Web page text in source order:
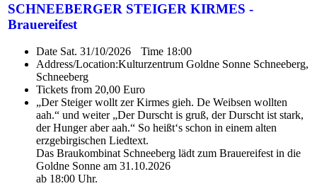
SCHNEEBERGER STEIGER KIRMES -
Brauereifest
Date Sat. 31/10/2026 Time 18:00
Address/Location:Kulturzentrum Goldne Sonne Schneeberg,
Schneeberg
Tickets from 20,00 Euro
„Der Steiger wollt zer Kirmes gieh. De Weibsen wollten
aah.“ und weiter „Der Durscht is gruß, der Durscht ist stark,
der Hunger aber aah.“ So heißt‘s schon in einem alten
erzgebirgischen Liedtext.
Das Braukombinat Schneeberg lädt zum Brauereifest in die
Goldne Sonne am 31.10.2026
ab 18:00 Uhr.